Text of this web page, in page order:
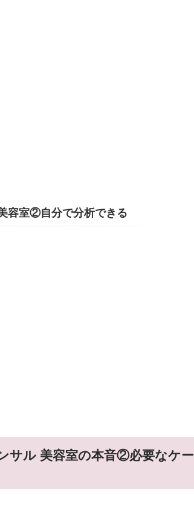
容室②自分で分析できる
サル 美容室の本音②必要なケー